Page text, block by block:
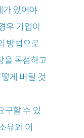
가 있어야
우 기업이
방법으로
을 독점하고
게 버틸 것
구할 수 있
유와 이